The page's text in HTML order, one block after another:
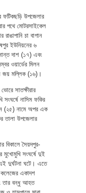
ফটিকছড়ি উপজেলার
পথে মোটরসাইকেল
চা বাগান
ইউনিয়নের ৬
দাশ (১৭) এবং
ওয়ার্ডের মিলন
জয় মল্লিক (১৬)।
সাতক্ষীরার
নাসিম ফকির
(২৫) নামে অপর এক
তালা উপজেলার
বিকালে সৈয়দপুর-
মুখোমুখি সংঘর্ষে দুই
দুর্ঘটনা ঘটে। এতে
কলেজের একাদশ
তার বন্ধু আহত